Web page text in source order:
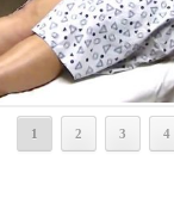
1 2 3 4